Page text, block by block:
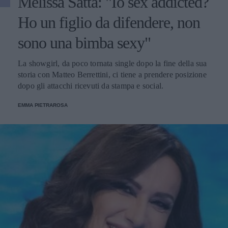
Ho un figlio da difendere, non
sono una bimba sexy"
La showgirl, da poco tornata single dopo la fine della sua
storia con Matteo Berrettini, ci tiene a prendere posizione
dopo gli attacchi ricevuti da stampa e social.
EMMA PIETRAROSA